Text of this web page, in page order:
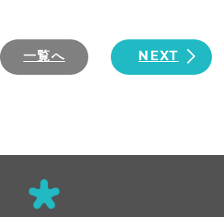
一覧へ NEXT